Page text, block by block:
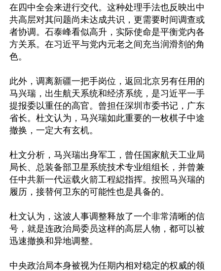
在四中全会来进行交代。这种处理手法也反映出中
共高层对其问题尚未达成共识，更需要时间调查或
者协调。石泰峰看似高升，实际使命是平衡党内各
方关系。在习近平与党内元老之间充当润滑剂的角
色。
此外，调离新疆一把手岗位，返回北京另有任用的
马兴瑞，出生航天系统和经济系统，是习近平一手
提报委以重任的高官。曾担任深圳市委书记，广东
省长。杜文认为，马兴瑞如此重要的一枚棋子中途
撤换，一定大有玄机。
杜文分析，马兴瑞出身军工，曾任国家航天工业局
局长、总装备部卫星系统技术专业组组长，并曾兼
任中共新一代运载火箭工程縂指挥。按照马兴瑞的
履历，接替何卫东的可能性也是具备的。
杜文认为，这波人事调整释放了一个非常清晰的信
号，就是连政治局委员这样的高层人物，都可以被
迅速撤换和异地调整。
中央政治局本身被视为任期内相对稳定的权威的领